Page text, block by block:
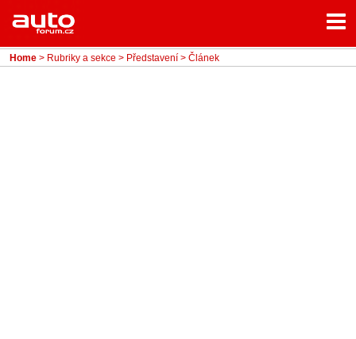
Home
Rubriky
Home > Rubriky a sekce > Představení > Článek